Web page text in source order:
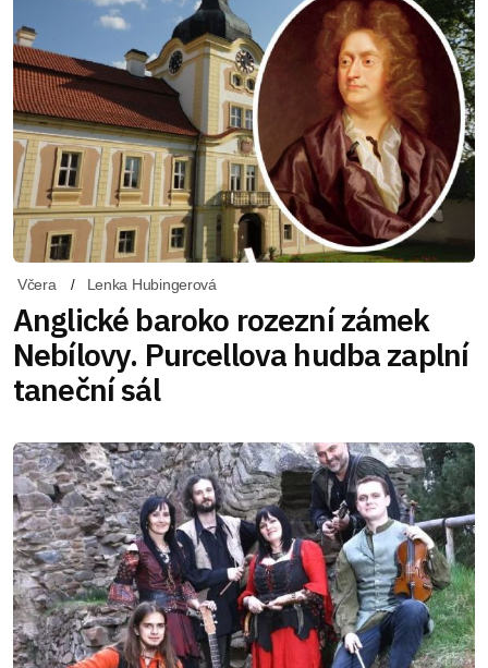
Včera Lenka Hubingerová
Anglické baroko rozezní zámek
Nebílovy. Purcellova hudba zaplní
taneční sál